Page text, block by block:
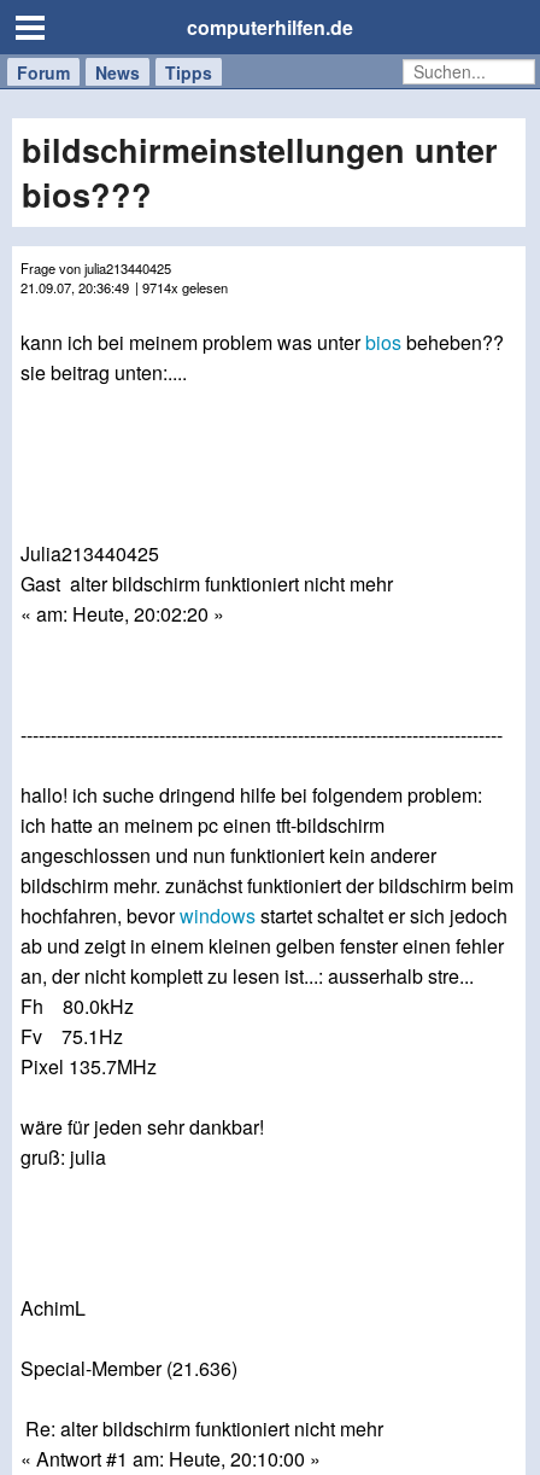
computerhilfen.de
Forum News Tipps
Handy
Tablet
Windows
Mac
bildschirmeinstellungen unter
bios???
Frage von julia213440425
21.09.07, 20:36:49 | 9714x gelesen
kann ich bei meinem problem was unterbiosbeheben??
sie beitrag unten:....
Julia213440425
Gast alter bildschirm funktioniert nicht mehr
« am: Heute, 20:02:20 »
--------------------------------------------------------------------------------
hallo! ich suche dringend hilfe bei folgendem problem:
ich hatte an meinem pc einen tft-bildschirm
angeschlossen und nun funktioniert kein anderer
bildschirm mehr. zunächst funktioniert der bildschirm beim
hochfahren, bevorwindowsstartet schaltet er sich jedoch
ab und zeigt in einem kleinen gelben fenster einen fehler
an, der nicht komplett zu lesen ist...: ausserhalb stre...
Fh 80.0kHz
Fv 75.1Hz
Pixel 135.7MHz
wäre für jeden sehr dankbar!
gruß: julia
AchimL
Special-Member (21.636)
Re: alter bildschirm funktioniert nicht mehr
« Antwort #1 am: Heute, 20:10:00 »